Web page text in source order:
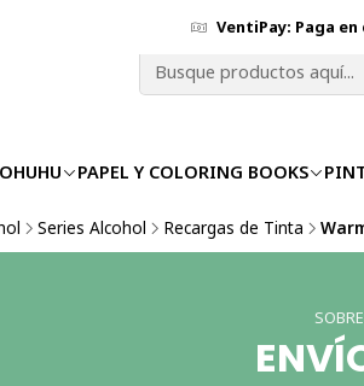
PAPEL Y COLORING BOOKS
VentiPay: Paga
Series Alcohol Recargas de Tinta